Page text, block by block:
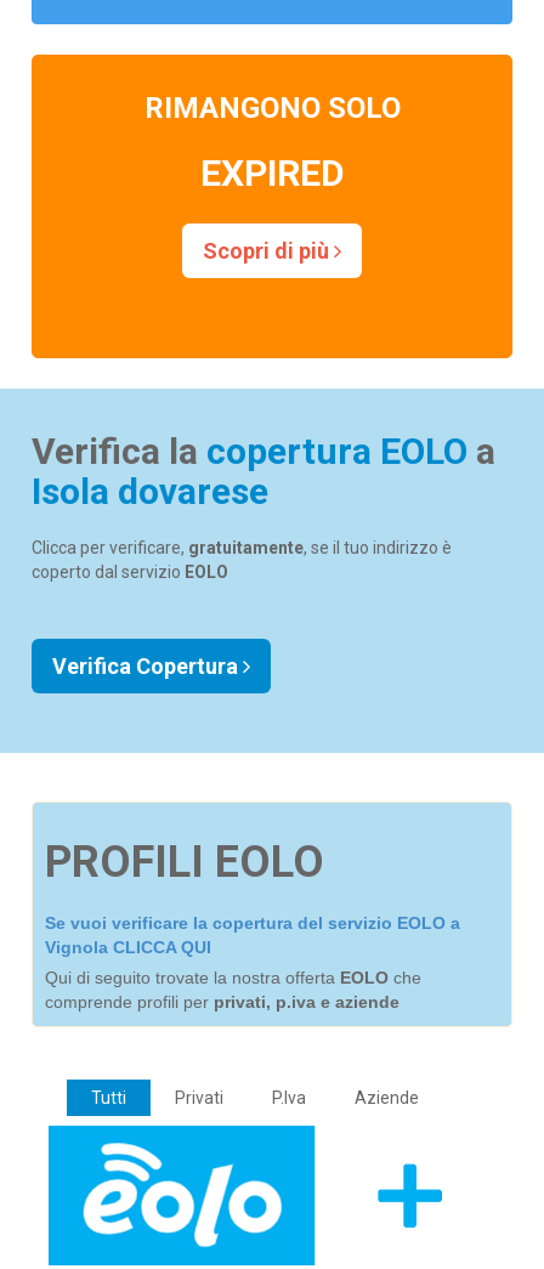
RIMANGONO SOLO
EXPIRED
Scopri di più
Verifica la copertura EOLO a
Isola dovarese
Clicca per verificare, gratuitamente, se il tuo indirizzo è
coperto dal servizio EOLO
Verifica Copertura
PROFILI EOLO
Se vuoi verificare la copertura del servizio EOLO a
Vignola CLICCA QUI
Qui di seguito trovate la nostra offerta EOLO che
comprende profili per privati, p.iva e aziende
Tutti Privati P.Iva Aziende